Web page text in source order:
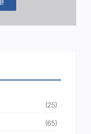
(25)
(65)